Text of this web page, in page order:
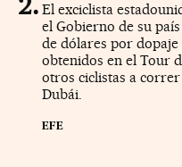
El exciclista
el Gobierno de su
de dólares por
obtenidos en el Tour
otros ciclistas a
Dubái.
EFE